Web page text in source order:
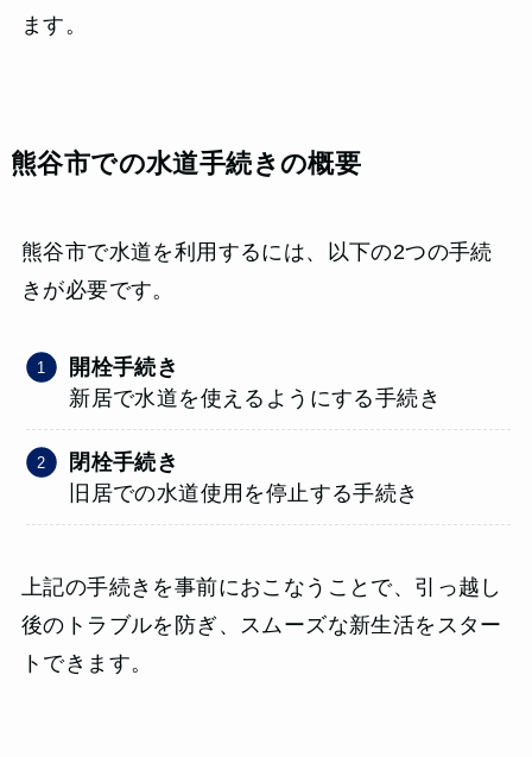
ます。
熊谷市での水道手続きの概要
熊谷市で水道を利用するには、以下の2つの手続
きが必要です。
開栓手続き
新居で水道を使えるようにする手続き
閉栓手続き
旧居での水道使用を停止する手続き
上記の手続きを事前におこなうことで、引っ越し
後のトラブルを防ぎ、スムーズな新生活をスター
トできます。